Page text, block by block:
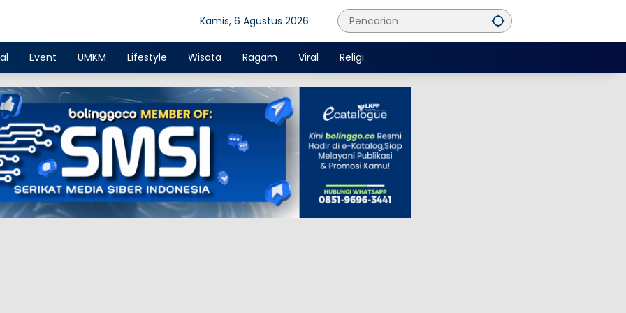
Kamis, 6 Agustus 2026
Event UMKM Lifestyle Wisata Ragam Viral Religi